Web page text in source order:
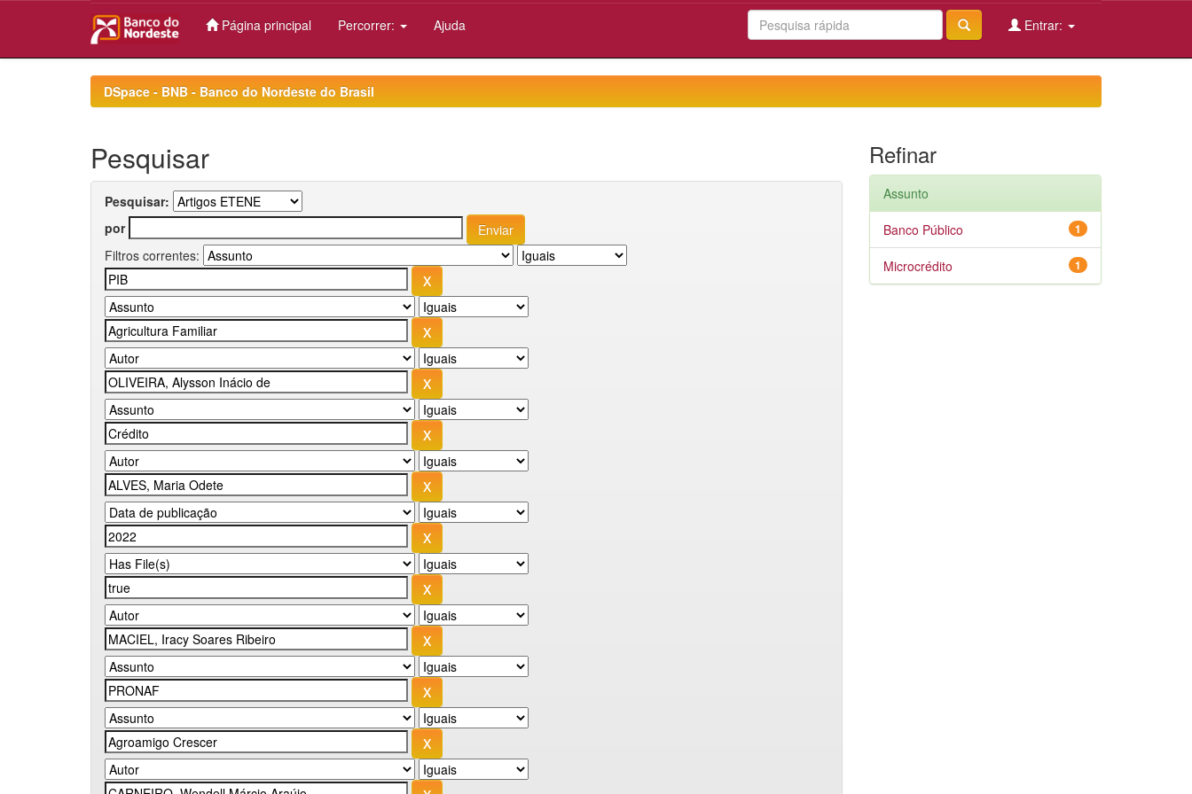
Página principal Percorrer: Ajuda Entrar:
DSpace - BNB - Banco do Nordeste do Brasil
Pesquisar
Pesquisar:
por
Filtros correntes:
Refinar
Assunto
1
Banco Público
1
Microcrédito